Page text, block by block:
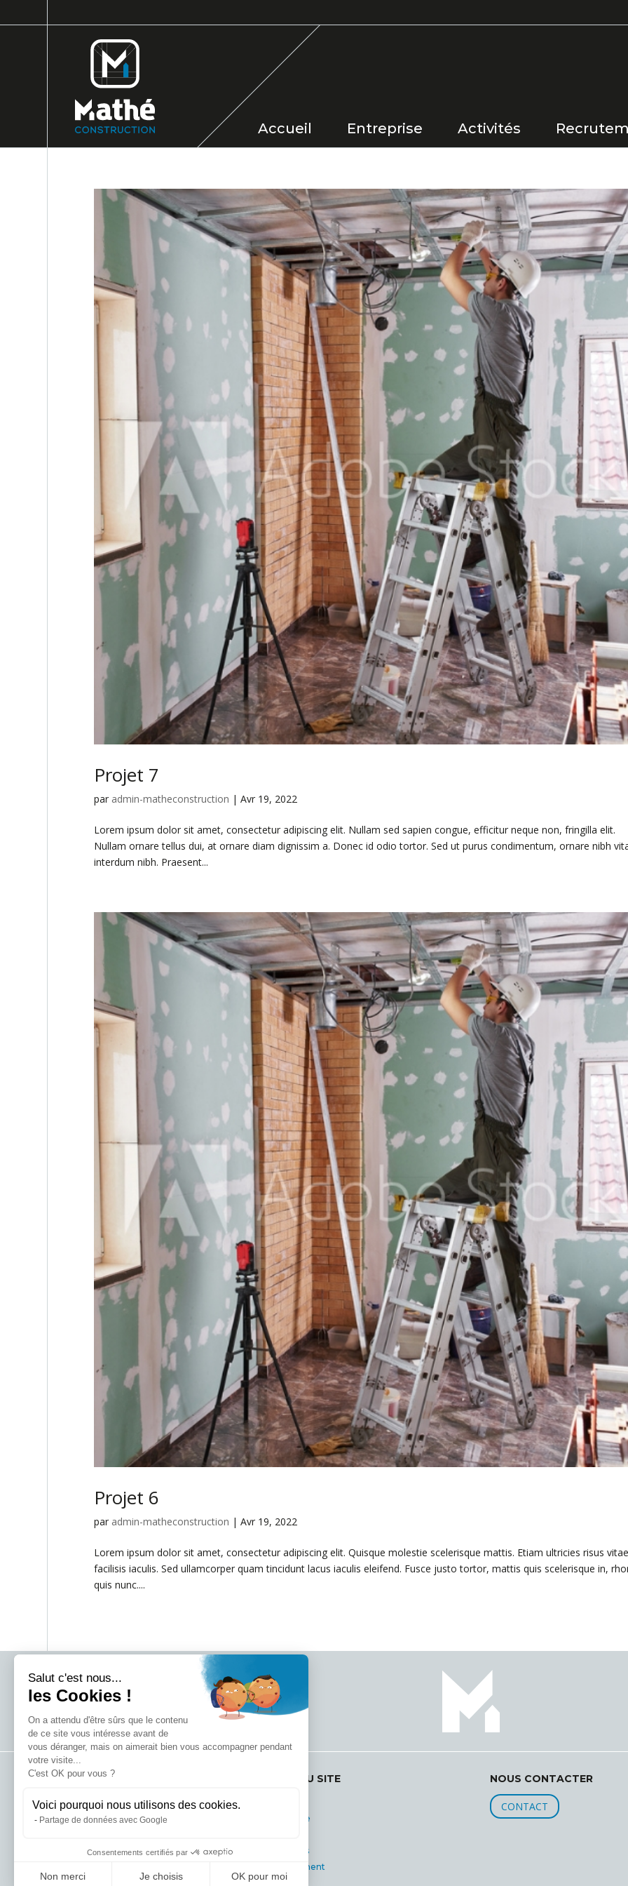
Salut c'est nous...
les Cookies !
On a attendu d'être sûrs que le contenu
de ce site vous intéresse avant de
vous déranger, mais on aimerait bien vous accompagner pendant
votre visite...
C'est OK pour vous ?
Voici pourquoi nous utilisons des cookies.
Partage de données avec Google
Consentements certifiés par
Non merci Je choisis OK pour moi
Accueil Entreprise Activités
Projet 7
par admin-matheconstruction |Avr 19, 2022
Lorem ipsum dolor sit amet, consectetur adipiscing elit. Nullam sed sapien congue, efficitur neque non, fringilla elit.
Nullam ornare tellus dui, at ornare diam dignissim a. Donec id odio tortor. Sed ut purus condimentum, ornare nibh
interdum nibh. Praesent...
Projet 6
par admin-matheconstruction |Avr 19, 2022
Lorem ipsum dolor sit amet, consectetur adipiscing elit. Quisque molestie scelerisque mattis. Etiam ultricies risus
facilisis iaculis. Sed ullamcorper quam tincidunt lacus iaculis eleifend. Fusce justo tortor, mattis quis scelerisque in,
quis nunc....
COORDONNÉES
Les Oudinières,
Parking de Super U
02 51 68 07 11
contact@matheconstruction.fr
PLAN DU SITE
Entreprise
Actualités
Recrutement
Contact
NOUS CONTACTER
CONTACT